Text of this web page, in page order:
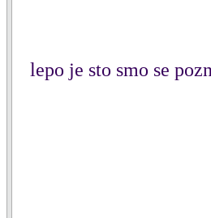
lepo je sto smo se